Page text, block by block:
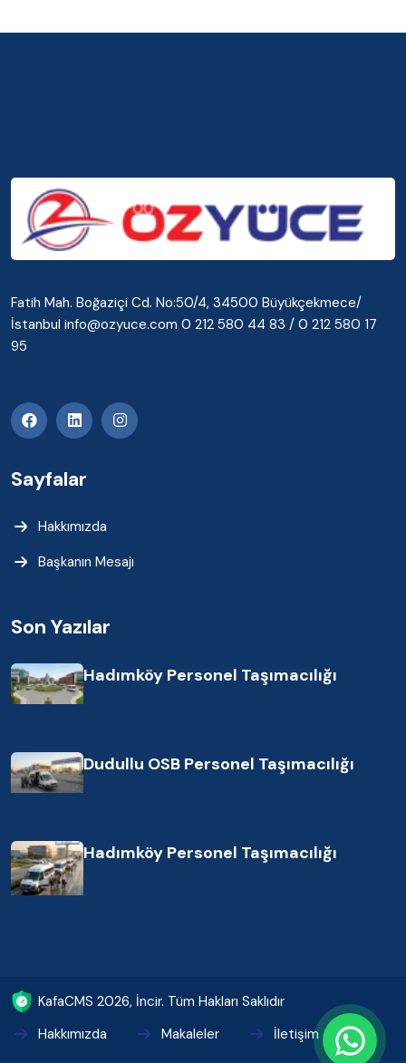
Fatih Mah. Boğaziçi Cd. No:50/4, 34500 Büyükçekmece/
İstanbul info@ozyuce.com 0 212 580 44 83 / 0 212 580 17
95
Sayfalar
Hakkımızda
Başkanın Mesajı
Son Yazılar
Hadımköy Personel Taşımacılığı
Dudullu OSB Personel Taşımacılığı
Hadımköy Personel Taşımacılığı
KafaCMS 2026, İncir. Tüm Hakları Saklıdır
Hakkımızda
Makaleler İletişim